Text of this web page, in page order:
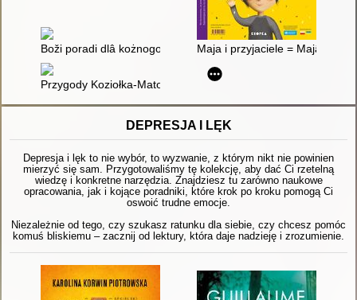
Boži poradi dlâ kożnogo : podružžâ!Maja i przyjaciele = Majâ ta
Przygody Koziołka-Matołka. 1 = Prigodi Capka Matolka. 1
DEPRESJA I LĘK
Depresja i lęk to nie wybór, to wyzwanie, z którym nikt nie powinien
mierzyć się sam. Przygotowaliśmy tę kolekcję, aby dać Ci rzetelną
wiedzę i konkretne narzędzia. Znajdziesz tu zarówno naukowe
opracowania, jak i kojące poradniki, które krok po kroku pomogą Ci
oswoić trudne emocje.
Niezależnie od tego, czy szukasz ratunku dla siebie, czy chcesz pomóc
komuś bliskiemu – zacznij od lektury, która daje nadzieję i zrozumienie.